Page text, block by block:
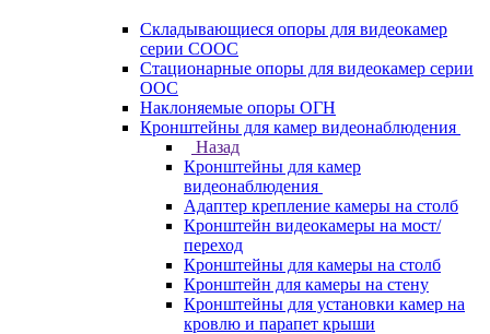
Складывающиеся опоры для видеокамер
серии СООС
Стационарные опоры для видеокамер серии
ООС
Наклоняемые опоры ОГН
Кронштейны для камер видеонаблюдения
Назад
Кронштейны для камер
видеонаблюдения
Адаптер крепление камеры на столб
Кронштейн видеокамеры на мост/
переход
Кронштейны для камеры на столб
Кронштейн для камеры на стену
Кронштейны для установки камер на
кровлю и парапет крыши